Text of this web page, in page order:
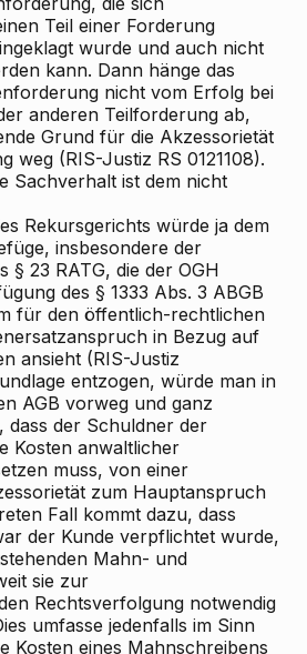
Teil einer Forderung
wurde und auch nicht
kann. Dann hänge das
nicht vom Erfolg bei
anderen Teilforderung ab,
Grund für die Akzessorietät
weg (RIS-Justiz RS 0121108).
Sachverhalt ist dem nicht
Rekursgerichts würde ja dem
insbesondere der
§ 23 RATG, die der OGH
des § 1333 Abs. 3 ABGB
für den öffentlich-rechtlichen
in Bezug auf
ansieht (RIS-Justiz
entzogen, würde man in
AGB vorweg und ganz
dass der Schuldner der
Kosten anwaltlicher
muss, von einer
zum Hauptanspruch
Fall kommt dazu, dass
der Kunde verpflichtet wurde,
Mahn- und
sie zur
Rechtsverfolgung notwendig
umfasse jedenfalls im Sinn
Kosten eines Mahnschreibens